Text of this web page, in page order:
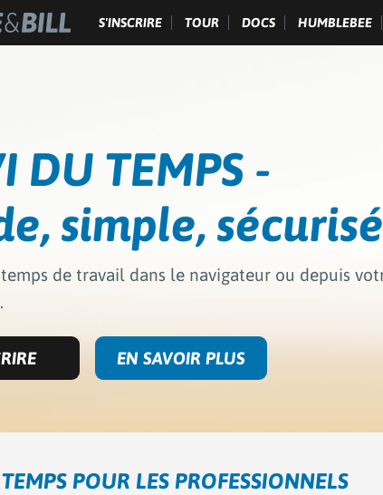
S'INSCRIRE TOUR DOCS HUMBLEBEE
DU TEMPS -
simple,
de travail dans le navigateur ou depuis
EN SAVOIR PLUS
POUR LES PROFESSIONNELS